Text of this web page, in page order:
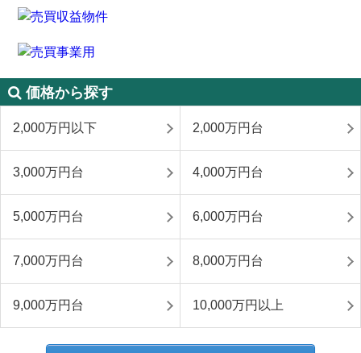
価格から探す
2,000万円以下 2,000万円台
3,000万円台 4,000万円台
5,000万円台 6,000万円台
7,000万円台 8,000万円台
9,000万円台 10,000万円以上